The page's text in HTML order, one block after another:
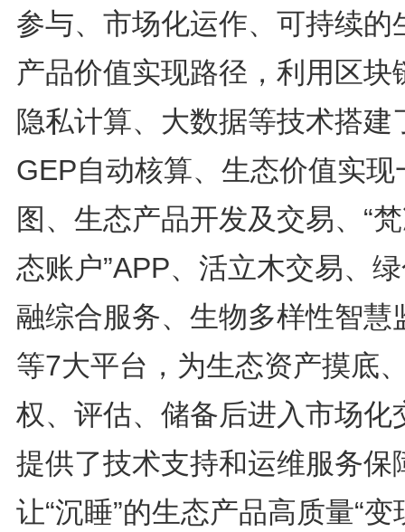
参与、市场化运作、可持续的
产品价值实现路径，利用区块
隐私计算、大数据等技术搭建
GEP自动核算、生态价值实现
图、生态产品开发及交易、“
态账户”APP、活立木交易、
融综合服务、生物多样性智慧
等7大平台，为生态资产摸底
权、评估、储备后进入市场化
提供了技术支持和运维服务保
让“沉睡”的生态产品高质量“变